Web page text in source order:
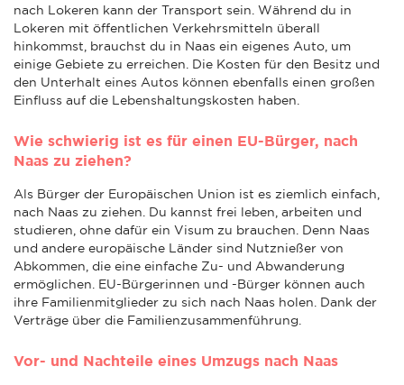
nach Lokeren kann der Transport sein. Während du in
Lokeren mit öffentlichen Verkehrsmitteln überall
hinkommst, brauchst du in Naas ein eigenes Auto, um
einige Gebiete zu erreichen. Die Kosten für den Besitz und
den Unterhalt eines Autos können ebenfalls einen großen
Einfluss auf die Lebenshaltungskosten haben.
Wie schwierig ist es für einen EU-Bürger, nach
Naas zu ziehen?
Als Bürger der Europäischen Union ist es ziemlich einfach,
nach Naas zu ziehen. Du kannst frei leben, arbeiten und
studieren, ohne dafür ein Visum zu brauchen. Denn Naas
und andere europäische Länder sind Nutznießer von
Abkommen, die eine einfache Zu- und Abwanderung
ermöglichen. EU-Bürgerinnen und -Bürger können auch
ihre Familienmitglieder zu sich nach Naas holen. Dank der
Verträge über die Familienzusammenführung.
Vor- und Nachteile eines Umzugs nach Naas